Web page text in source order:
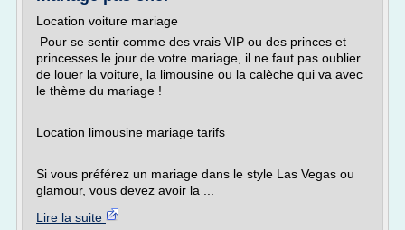
Location voiture mariage
Pour se sentir comme des vrais VIP ou des princes et
princesses le jour de votre mariage, il ne faut pas oublier
de louer la voiture, la limousine ou la calèche qui va avec
le thème du mariage !
Location limousine mariage tarifs
Si vous préférez un mariage dans le style Las Vegas ou
glamour, vous devez avoir la ...
Lire la suite